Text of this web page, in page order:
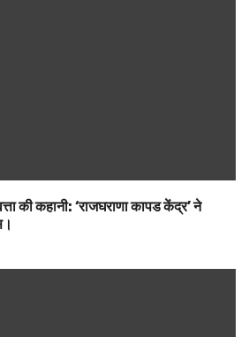
की कहानी: ‘राजघराणा कापड केंद्र’ ने